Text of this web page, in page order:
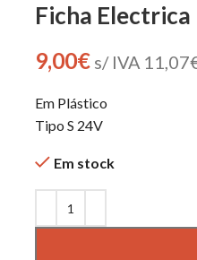
Ficha
9,00€ s/ IVA 11,07
Em Plástico
Tipo S 24V
Em stock